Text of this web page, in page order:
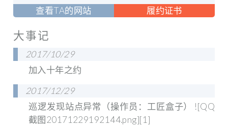
查看TA的网站 履约证书
大事记
2017/10/29
加入十年之约
2017/12/29
巡逻发现站点异常（操作员：工匠盒子） ![QQ
截图20171229192144.png][1]